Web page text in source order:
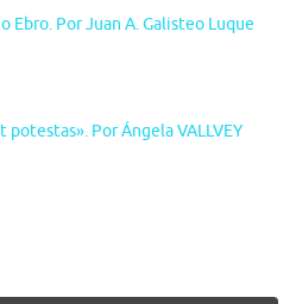
Ebro. Por Juan A. Galisteo Luque
Por Ángela VALLVEY